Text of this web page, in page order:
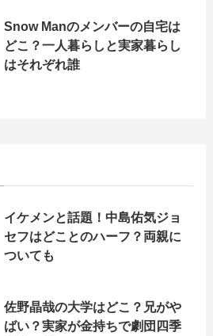
Snow Manのメンバーの自宅は
どこ？一人暮らしと実家暮らし
はそれぞれ誰
イケメンと話題！中島佑気ジョ
セフはどことのハーフ？両親に
ついても
佐野晶哉の大学はどこ？兄がや
ばい？実家が金持ちで劇団四季